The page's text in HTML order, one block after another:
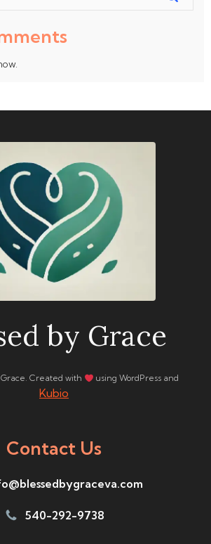
by Grace
Grace. Created with using WordPress and
Kubio
Contact Us
540-292-9738